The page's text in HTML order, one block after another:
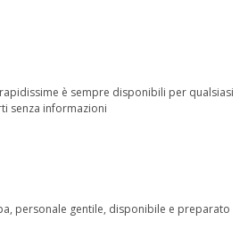
è sempre disponibili per qualsiasi
senza informazioni
personale gentile, disponibile e preparato